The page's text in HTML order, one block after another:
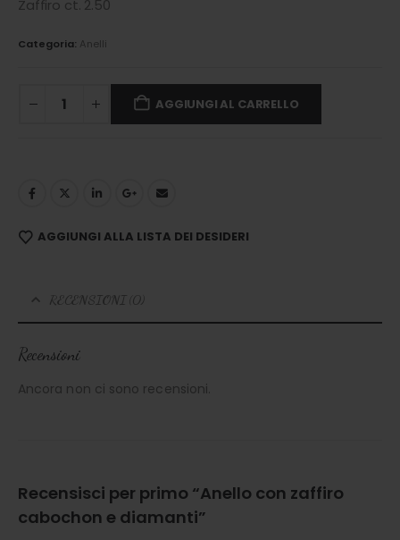
Zaffiro ct. 2.50
Categoria: Anelli
AGGIUNGI AL CARRELLO
AGGIUNGI ALLA LISTA DEI DESIDERI
RECENSIONI (0)
Recensioni
Ancora non ci sono recensioni.
Recensisci per primo “Anello con zaffiro
cabochon e diamanti”